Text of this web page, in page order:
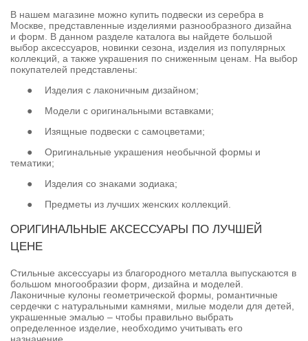
В нашем магазине можно купить подвески из серебра в
Москве, представленные изделиями разнообразного дизайна
и форм. В данном разделе каталога вы найдете большой
выбор аксессуаров, новинки сезона, изделия из популярных
коллекций, а также украшения по сниженным ценам. На выбор
покупателей представлены:
●
Изделия с лаконичным дизайном;
●
Модели с оригинальными вставками;
●
Изящные подвески с самоцветами;
●
Оригинальные украшения необычной формы и
тематики;
●
Изделия со знаками зодиака;
●
Предметы из лучших женских коллекций.
ОРИГИНАЛЬНЫЕ АКСЕССУАРЫ ПО ЛУЧШЕЙ
ЦЕНЕ
Стильные аксессуары из благородного металла выпускаются в
большом многообразии форм, дизайна и моделей.
Лаконичные кулоны геометрической формы, романтичные
сердечки с натуральными камнями, милые модели для детей,
украшенные эмалью – чтобы правильно выбрать
определенное изделие, необходимо учитывать его